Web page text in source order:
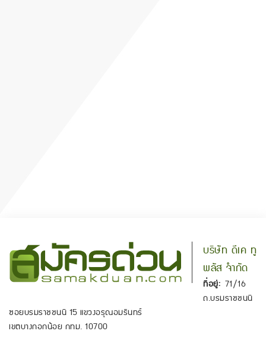
บริษัท ดีเค ทู
พลัส จำกัด
ที่อยู่: 71/16
ถ.บรมราชชนนี
ซอยบรมราชชนนี 15 แขวงอรุณอมรินทร์
เขตบางกอกน้อย กทม. 10700